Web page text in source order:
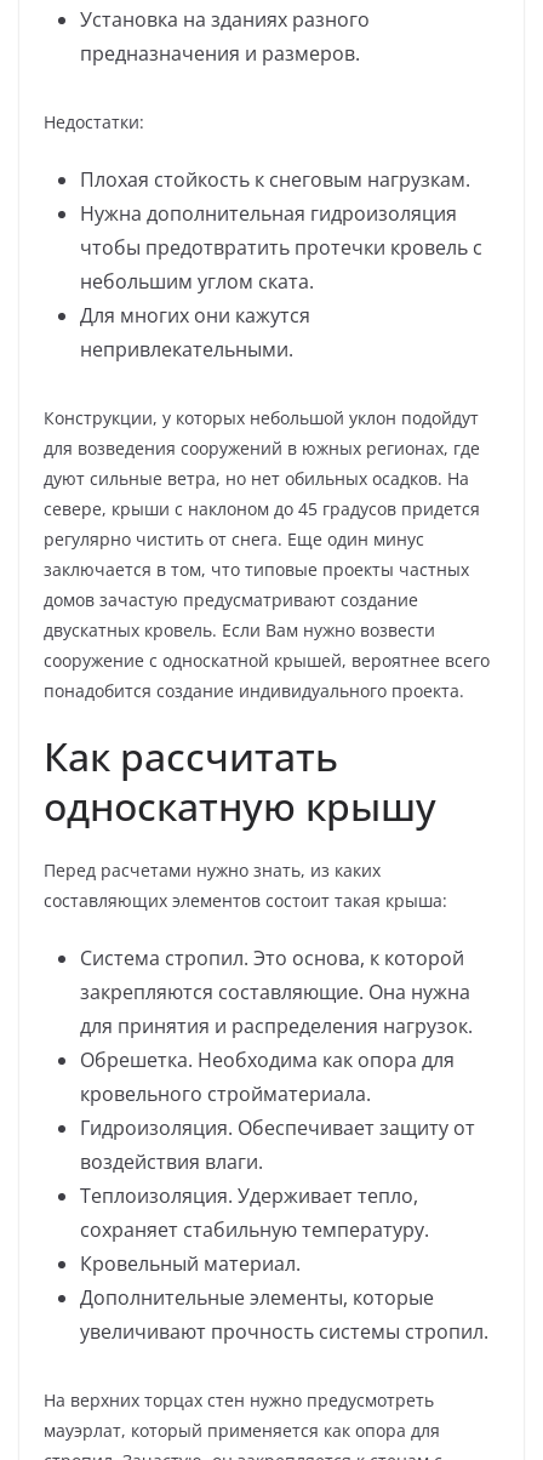
Установка на зданиях разного
предназначения и размеров.
Недостатки:
Плохая стойкость к снеговым нагрузкам.
Нужна дополнительная гидроизоляция
чтобы предотвратить протечки кровель с
небольшим углом ската.
Для многих они кажутся
непривлекательными.
Конструкции, у которых небольшой уклон подойдут
для возведения сооружений в южных регионах, где
дуют сильные ветра, но нет обильных осадков. На
севере, крыши с наклоном до 45 градусов придется
регулярно чистить от снега. Еще один минус
заключается в том, что типовые проекты частных
домов зачастую предусматривают создание
двускатных кровель. Если Вам нужно возвести
сооружение с односкатной крышей, вероятнее всего
понадобится создание индивидуального проекта.
Как рассчитать
односкатную крышу
Перед расчетами нужно знать, из каких
составляющих элементов состоит такая крыша:
Система стропил. Это основа, к которой
закрепляются составляющие. Она нужна
для принятия и распределения нагрузок.
Обрешетка. Необходима как опора для
кровельного стройматериала.
Гидроизоляция. Обеспечивает защиту от
воздействия влаги.
Теплоизоляция. Удерживает тепло,
сохраняет стабильную температуру.
Кровельный материал.
Дополнительные элементы, которые
увеличивают прочность системы стропил.
На верхних торцах стен нужно предусмотреть
мауэрлат, который применяется как опора для